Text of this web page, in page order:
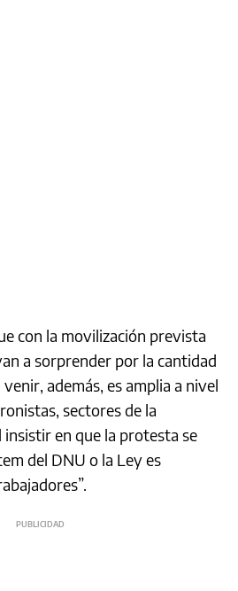
con la movilización prevista
a sorprender por la cantidad
además, es amplia a nivel
sectores de la
insistir en que la protesta se
del DNU o la Ley es